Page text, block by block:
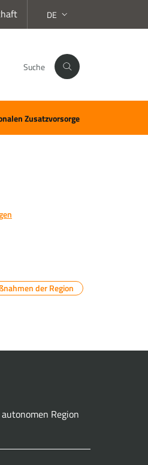
SPRACHAUSWAHL:
DE
Suche
Zusatzvorsorge
der Region
Region